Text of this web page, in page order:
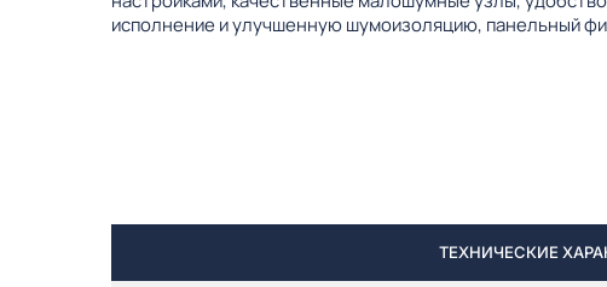
исполнение и улучшенную шумоизоляцию, панельный
ТЕХНИЧЕСКИЕ